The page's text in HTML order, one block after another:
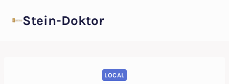
InhaltStein-Doktor
LOCAL